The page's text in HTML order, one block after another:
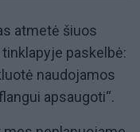
atmetė šiuos
paskelbė:
naudojamos
apsaugoti“.